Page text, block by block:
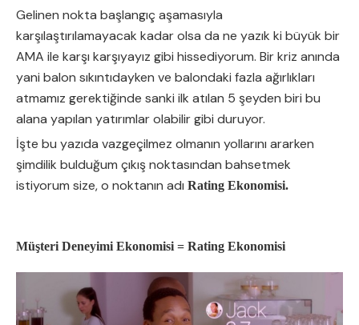
Gelinen nokta başlangıç aşamasıyla
karşılaştırılamayacak kadar olsa da ne yazık ki büyük bir
AMA ile karşı karşıyayız gibi hissediyorum. Bir kriz anında
yani balon sıkıntıdayken ve balondaki fazla ağırlıkları
atmamız gerektiğinde sanki ilk atılan 5 şeyden biri bu
alana yapılan yatırımlar olabilir gibi duruyor.
İşte bu yazıda vazgeçilmez olmanın yollarını ararken
şimdilik bulduğum çıkış noktasından bahsetmek
istiyorum size, o noktanın adı Rating Ekonomisi.
Müşteri Deneyimi Ekonomisi = Rating Ekonomisi